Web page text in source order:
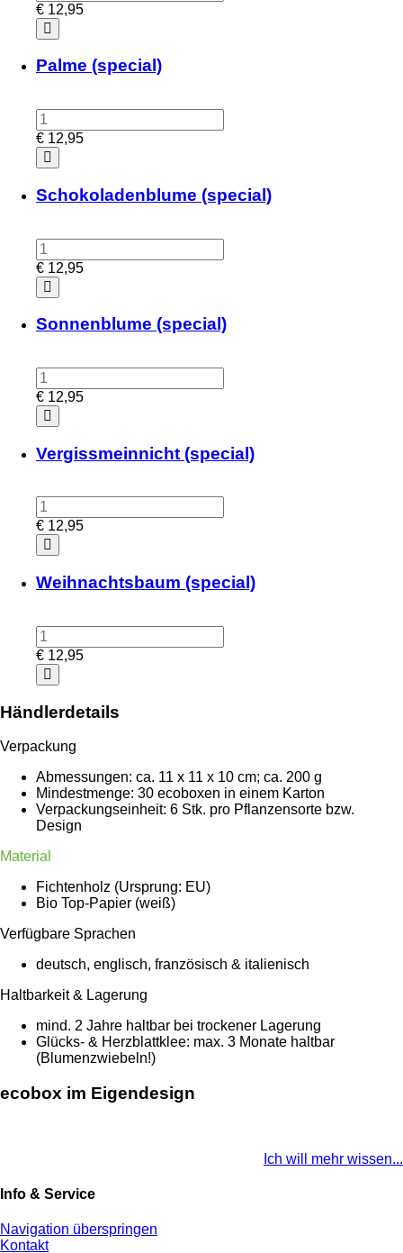
€ 12,95
Palme (special)
€ 12,95
Schokoladenblume (special)
€ 12,95
Sonnenblume (special)
€ 12,95
Vergissmeinnicht (special)
€ 12,95
Weihnachtsbaum (special)
€ 12,95
Händlerdetails
Verpackung
Abmessungen: ca. 11 x 11 x 10 cm; ca. 200 g
Mindestmenge: 30 ecoboxen in einem Karton
Verpackungseinheit: 6 Stk. pro Pflanzensorte bzw.
Design
Material
Fichtenholz (Ursprung: EU)
Bio Top-Papier (weiß)
Verfügbare Sprachen
deutsch, englisch, französisch & italienisch
Haltbarkeit & Lagerung
mind. 2 Jahre haltbar bei trockener Lagerung
Glücks- & Herzblattklee: max. 3 Monate haltbar
(Blumenzwiebeln!)
ecobox im Eigendesign
Ich will mehr wissen...
Info & Service
Navigation überspringen
Kontakt